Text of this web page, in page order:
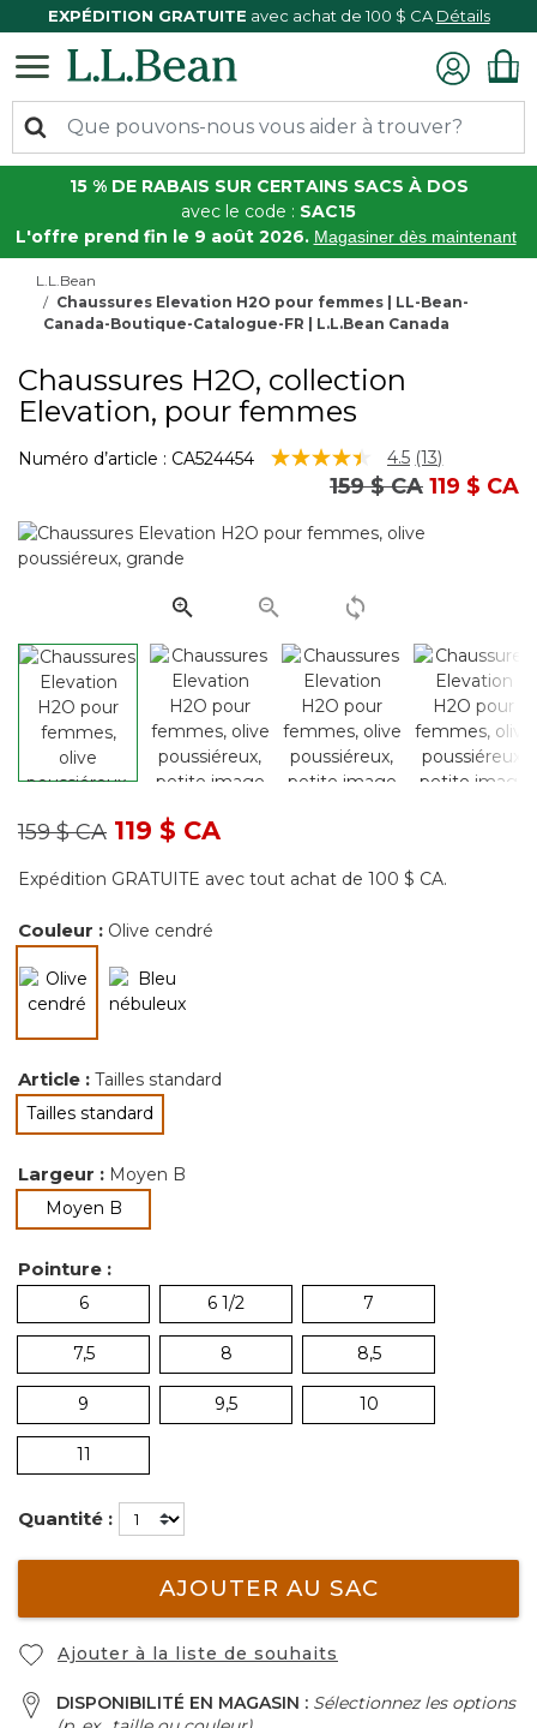
EXPÉDITION GRATUITE avec achat de 100 $ CA Détails
15 % DE RABAIS SUR CERTAINS SACS À DOS
avec le code : SAC15
L'offre prend fin le 9 août 2026. Magasiner dès maintenant
L.L.Bean
Chaussures Elevation H2O pour femmes | LL-Bean-
Canada-Boutique-Catalogue-FR | L.L.Bean Canada
Chaussures H2O, collection
Elevation, pour femmes
Numéro d’article : CA524454 5 sur 5 Évaluation des clients
4.5 Lire
les
Lien
(13)
Prix réduit de
159 $ CAà119 $ CA
Prix réduit de
159 $ CAà119 $ CA
Expédition GRATUITE avec tout achat de 100 $ CA.
Couleur : Olive cendré
Article : Tailles standard
Tailles standard
sélectionné
Largeur : Moyen B
Moyen Bsélectionné
Pointure :
6 6 1/2 7
7,5 8 8,5
9 9,5 10
11
Quantité :
AJOUTER AU SAC
Ajouter à la liste de souhaits
DISPONIBILITÉ EN MAGASIN : Sélectionnez les options